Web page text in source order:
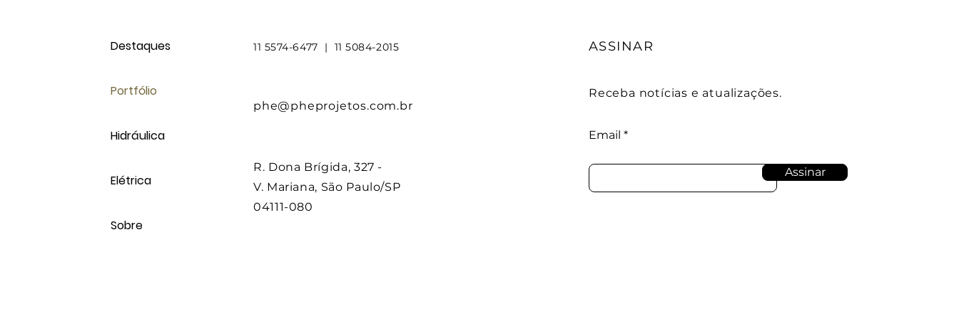
Destaques
Portfólio
Hidráulica
Elétrica
Sobre
11 5574-6477 | 11 5084-2015
phe@pheprojetos.com.br
R. Dona Brígida, 327 -
V. Mariana, São Paulo/SP
04111-080
ASSINAR
Receba notícias e atualizações.
Email
Assinar